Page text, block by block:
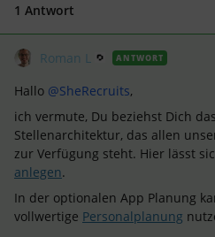
1 Antwort
Roman L ANTWORT
Hallo ​ @SheRecruits,
ich vermute, Du beziehst Dich
Stellenarchitektur, das allen
zur Verfügung steht. Hier lässt
anlegen.
In der optionalen App Planung
vollwertige Personalplanung